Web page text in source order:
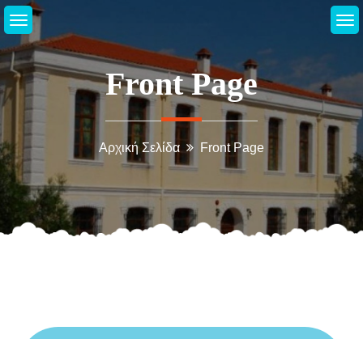
Μεταπηδήστε
στο
περιεχόμενο
Front Page
Αρχική Σελίδα Front Page